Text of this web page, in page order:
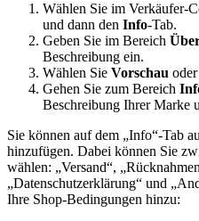
Wählen Sie im Verkäufer-
und dann den Info-Tab.
Geben Sie im Bereich
Beschreibung ein.
Wählen Sie Vorschau oder
Gehen Sie zum Bereich
Beschreibung Ihrer Marke
Sie können auf dem „Info“-Tab
hinzufügen. Dabei können Sie
wählen: „Versand“,
„Datenschutzerklärung“ und
Ihre Shop-Bedingungen hinzu: